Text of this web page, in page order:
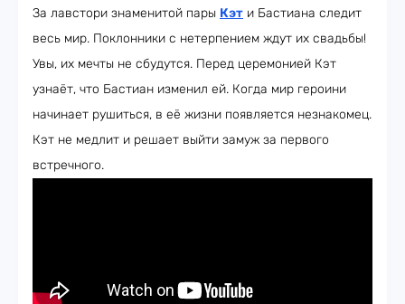
За лавстори знаменитой пары Кэт и Бастиана следит
весь мир. Поклонники с нетерпением ждут их свадьбы!
Увы, их мечты не сбудутся. Перед церемонией Кэт
узнаёт, что Бастиан изменил ей. Когда мир героини
начинает рушиться, в её жизни появляется незнакомец.
Кэт не медлит и решает выйти замуж за первого
встречного.